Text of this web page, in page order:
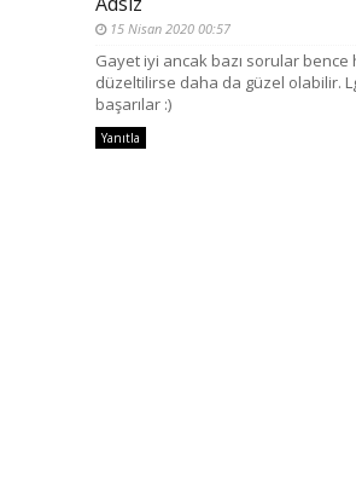
15 Nisan 2020 00:57
Gayet iyi ancak bazı sorular bence
düzeltilirse daha da güzel olabilir.
başarılar :)
Yanıtla